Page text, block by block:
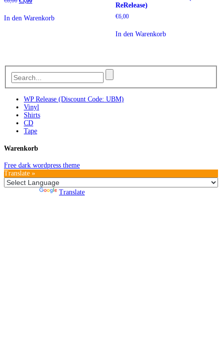
war:
€6,00€5,00.
In den Warenkorb
ReRelease)
€6,00
In den Warenkorb
WP Release (Discount Code: UBM)
Vinyl
Shirts
CD
Tape
Warenkorb
Free dark wordpress theme
Translate »
Translate